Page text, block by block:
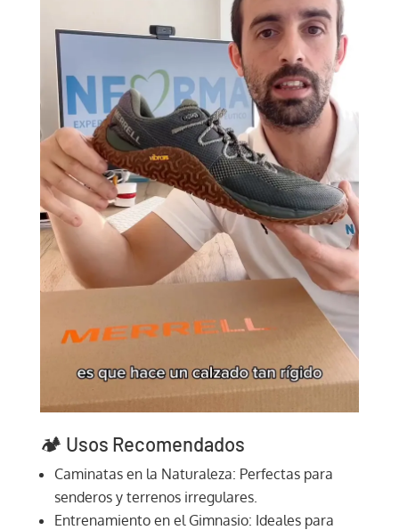
🏕️ Usos Recomendados
Caminatas en la Naturaleza: Perfectas para
senderos y terrenos irregulares.
Entrenamiento en el Gimnasio: Ideales para